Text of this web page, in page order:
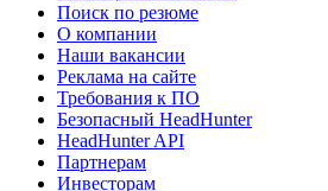
Поиск по резюме
О компании
Наши вакансии
Реклама на сайте
Требования к ПО
Безопасный HeadHunter
HeadHunter API
Партнерам
Инвесторам